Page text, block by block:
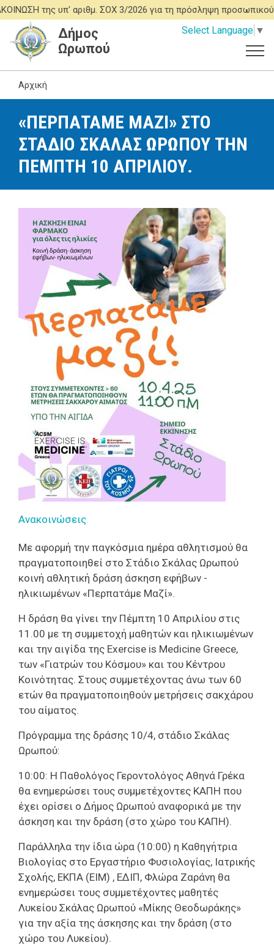
Παράκαμψη
προς
περιεχόμενο
της υπ' αριθμ. ΣΟΧ 3/2026 για τη πρόσληψη προσωπικού
Select Language ▼
Δήμος
Ωρωπού
Αρχική
«ΠΕΡΠΑΤΑΜΕ ΜΑΖΙ» ΣΤΟ
ΣΤΑΔΙΟ ΣΚΑΛΑΣ ΩΡΩΠΟΥ ΤΗΝ
ΠΕΜΠΤΗ 10 ΑΠΡΙΛΙΟΥ.
Ανακοινώσεις
Με αφορμή την παγκόσμια ημέρα αθλητισμού θα
πραγματοποιηθεί στο Στάδιο Σκάλας Ωρωπού
κοινή αθλητική δράση άσκηση εφήβων -
ηλικιωμένων «Περπατάμε Μαζί».
H δράση θα γίνει την Πέμπτη 10 Απριλίου στις
11.00 με τη συμμετοχή μαθητών και ηλικιωμένων
και την αιγίδα της Exercise is Medicine Greece,
των «Γιατρών του Κόσμου» και του Κέντρου
Κοινότητας. Στους συμμετέχοντας άνω των 60
ετών θα πραγματοποιηθούν μετρήσεις σακχάρου
του αίματος.
Πρόγραμμα της δράσης 10/4, στάδιο Σκάλας
Ωρωπού:
10:00: Η Παθολόγος Γεροντολόγος Αθηνά Γρέκα
θα ενημερώσει τους συμμετέχοντες ΚΑΠΗ που
έχει ορίσει ο Δήμος Ωρωπού αναφορικά με την
άσκηση και την δράση (στο χώρο του ΚΑΠΗ).
Παράλληλα την ίδια ώρα (10:00) η Καθηγήτρια
Βιολογίας στο Εργαστήριο Φυσιολογίας, Ιατρικής
Σχολής, ΕΚΠΑ (ΕΙΜ) , ΕΔΙΠ, Φλώρα Ζαράνη θα
ενημερώσει τους συμμετέχοντες μαθητές
Λυκείου Σκάλας Ωρωπού «Μίκης Θεοδωράκης»
για την αξία της άσκησης και την δράση (στο
χώρο του Λυκείου).